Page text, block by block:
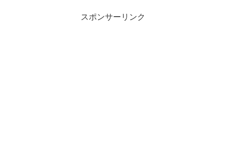
量に...
スポンサーリンク